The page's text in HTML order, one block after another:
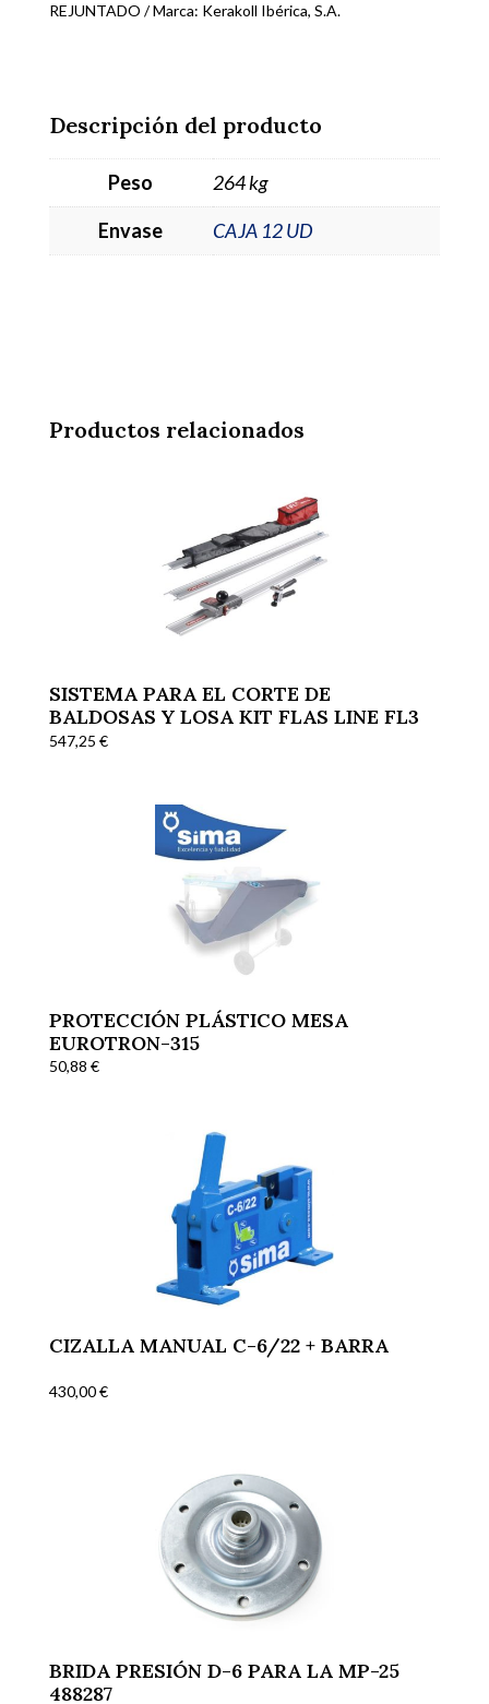
JUNTAS
REJUNTADO
Marca: Kerakoll Ibérica, S.A.
Descripción del producto
Peso
264 kg
Envase
CAJA 12 UD
Productos relacionados
SISTEMA PARA EL CORTE DE
BALDOSAS Y LOSA KIT FLAS LINE FL3
547,25 €
PROTECCIÓN PLÁSTICO MESA
EUROTRON-315
50,88 €
CIZALLA MANUAL C-6/22 + BARRA
430,00€
BRIDA PRESIÓN D-6 PARA LA MP-25
488287